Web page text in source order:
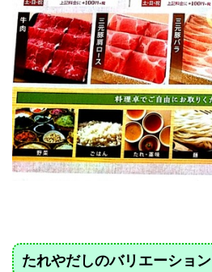
たれやだしのバリエーション